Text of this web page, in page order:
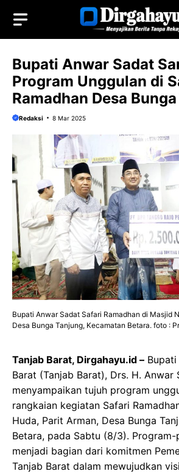
isi
Bupati Anwar Sadat
Program Unggulan di
Ramadhan Desa
Redaksi 8 Mar 2025
Bupati Anwar Sadat Safari Ramadhan di Masjid
Desa Bunga Tanjung, Kecamatan Betara. foto :
Tanjab Barat, Dirgahayu.id –
Barat (Tanjab Barat), Drs. H. Anwar
menyampaikan tujuh program
rangkaian kegiatan Safari
Huda, Parit Arman, Desa Bunga
Betara, pada Sabtu (8/3).
menjadi bagian dari komitmen
Tanjab Barat dalam mewujudkan